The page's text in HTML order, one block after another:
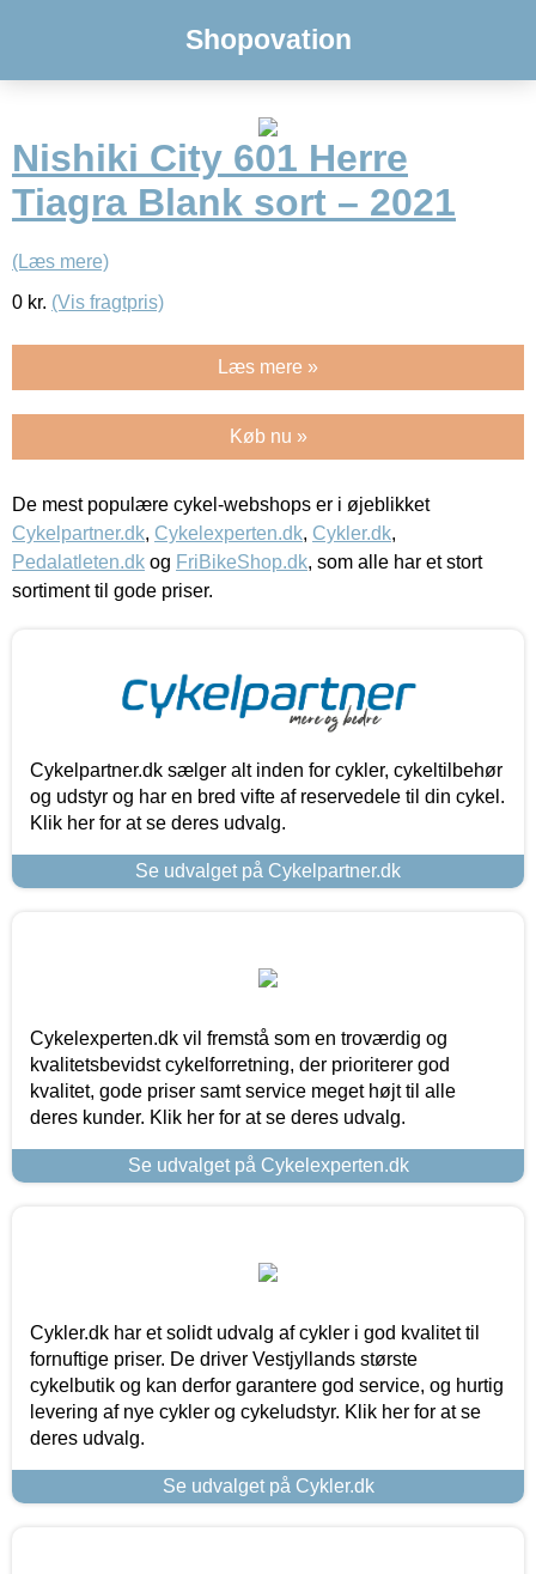
Shopovation
Nishiki City 601 Herre
Tiagra Blank sort – 2021
(Læs mere)
0 kr. (Vis fragtpris)
Læs mere »
Køb nu »
De mest populære cykel-webshops er i øjeblikket
Cykelpartner.dk, Cykelexperten.dk, Cykler.dk,
Pedalatleten.dk og FriBikeShop.dk, som alle har et stort
sortiment til gode priser.
Cykelpartner.dk sælger alt inden for cykler, cykeltilbehør
og udstyr og har en bred vifte af reservedele til din cykel.
Klik her for at se deres udvalg.
Se udvalget på Cykelpartner.dk
Cykelexperten.dk vil fremstå som en troværdig og
kvalitetsbevidst cykelforretning, der prioriterer god
kvalitet, gode priser samt service meget højt til alle
deres kunder. Klik her for at se deres udvalg.
Se udvalget på Cykelexperten.dk
Cykler.dk har et solidt udvalg af cykler i god kvalitet til
fornuftige priser. De driver Vestjyllands største
cykelbutik og kan derfor garantere god service, og hurtig
levering af nye cykler og cykeludstyr. Klik her for at se
deres udvalg.
Se udvalget på Cykler.dk